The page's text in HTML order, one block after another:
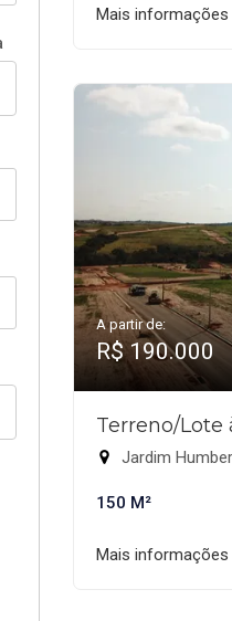
Mais informações
A partir de:
R$ 190.000
Terreno/Lote
Jardim
150 M²
Mais informações